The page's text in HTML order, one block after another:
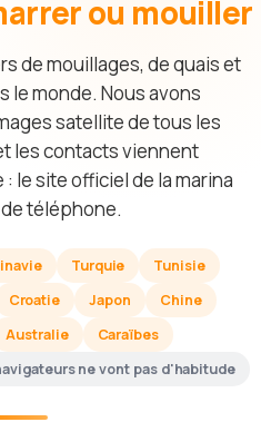
ou mouiller
de mouillages, de quais et
le monde. Nous avons
satellite de tous les
les contacts viennent
le site officiel de la marina
téléphone.
Turquie
Tunisie
Croatie Japon
Chine
Australie
Caraïbes
ne vont pas d'habitude